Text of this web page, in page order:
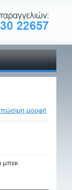
μορφή
μπεκ